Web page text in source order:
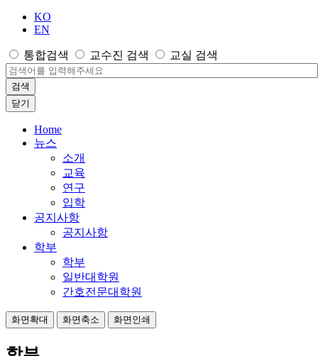
KO
EN
통합검색 교수진 검색 교실 검색
검색
닫기
Home
뉴스
소개
교육
연구
입학
공지사항
공지사항
학부
학부
일반대학원
간호전문대학원
화면확대 화면축소 화면인쇄